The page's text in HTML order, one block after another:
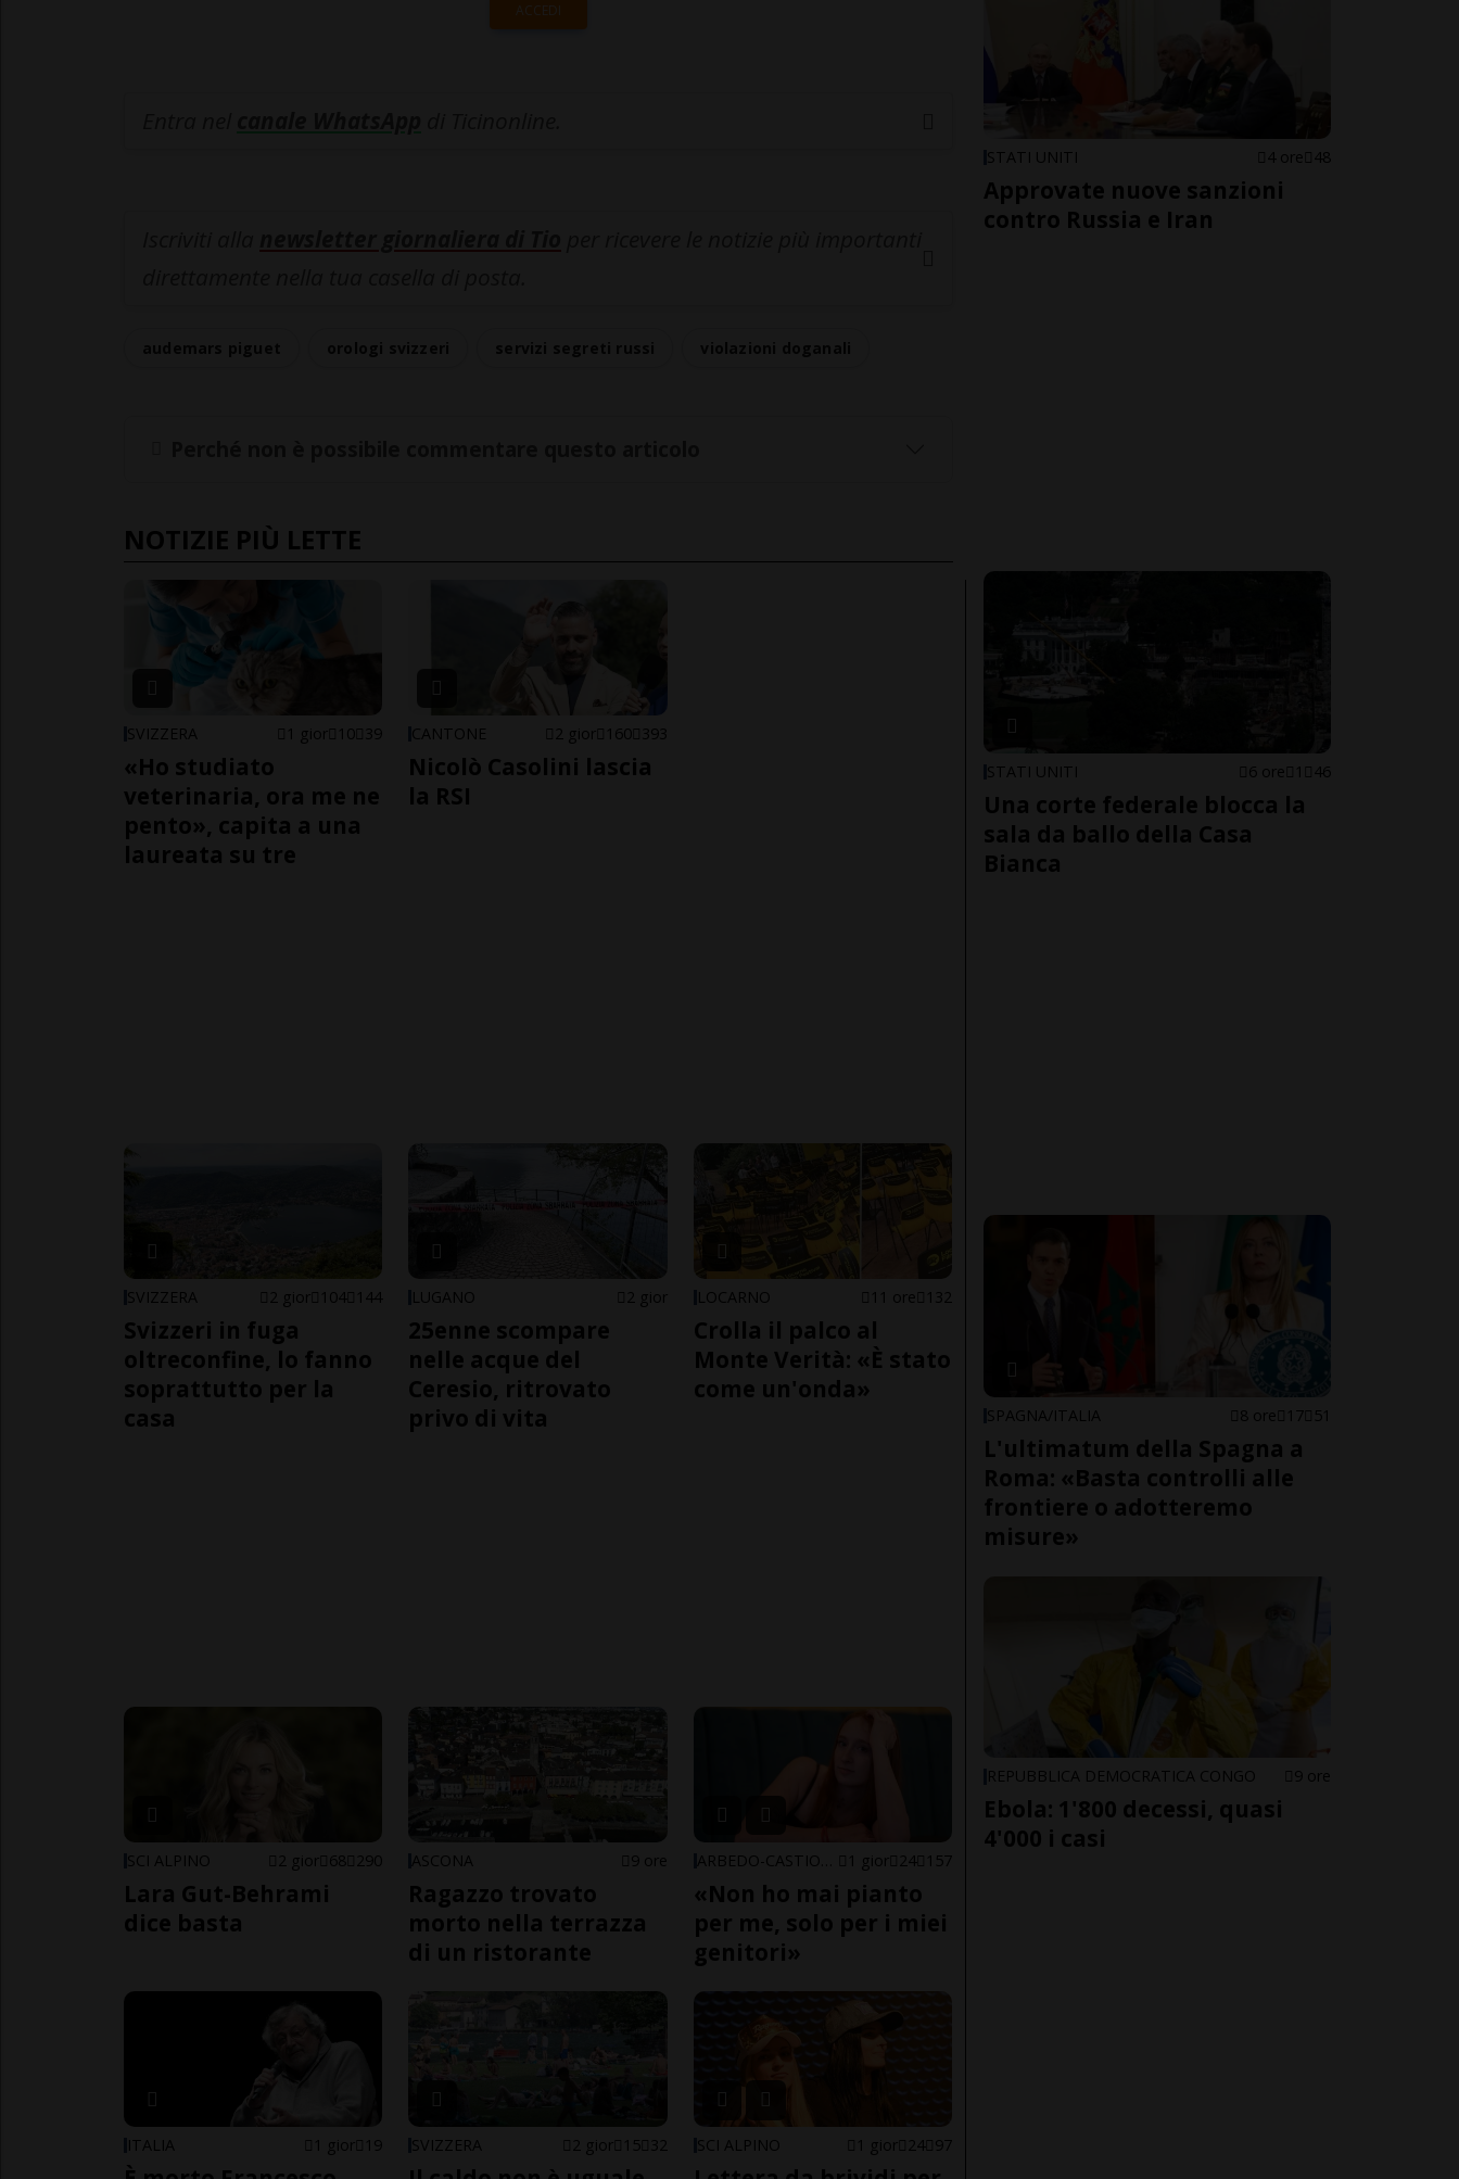
ACCEDI
NOTIZIE PIÙ LETTE
SVIZZERA 1 gior 10 39
«Ho studiato
veterinaria, ora me ne
pento», capita a una
laureata su tre
CANTONE 2 gior 160 393
Nicolò Casolini lascia
la RSI
SVIZZERA 2 gior 104 144
Svizzeri in fuga
oltreconfine, lo fanno
soprattutto per la
casa
LUGANO 2 gior
25enne scompare
nelle acque del
Ceresio, ritrovato
privo di vita
LOCARNO 11 ore 132
Crolla il palco al
Monte Verità: «È stato
come un'onda»
SCI ALPINO 2 gior 68 290
Lara Gut-Behrami
dice basta
ASCONA 9 ore
Ragazzo trovato
morto nella terrazza
di un ristorante
1 gior 24 157
«Non ho mai pianto
per me, solo per i miei
genitori»
ITALIA 1 gior 19 SVIZZERA 2 gior 15 32 SCI ALPINO 1 gior 24 97
STATI UNITI 4 ore 48
Approvate nuove sanzioni
contro Russia e Iran
STATI UNITI 6 ore 1 46
Una corte federale blocca la
sala da ballo della Casa
Bianca
SPAGNA/ITALIA 8 ore 17 51
L'ultimatum della Spagna a
Roma: «Basta controlli alle
frontiere o adotteremo
misure»
REPUBBLICA DEMOCRATICA CONGO 9 ore
Ebola: 1'800 decessi, quasi
4'000 i casi